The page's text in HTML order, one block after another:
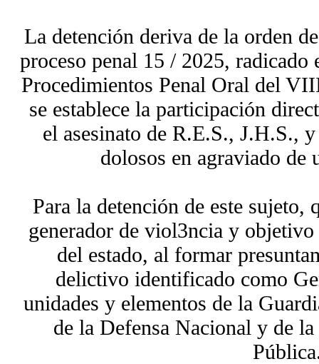
La detención deriva de la orden
proceso penal 15 / 2025, radicado
Procedimientos Penal Oral del
se establece la participación
el asesinato de R.E.S., J.H.S.,
dolosos en agraviado de
Para la detención de este sujeto,
generador de viol3ncia y
del estado, al formar
delictivo identificado como
unidades y elementos de la
de la Defensa Nacional y de